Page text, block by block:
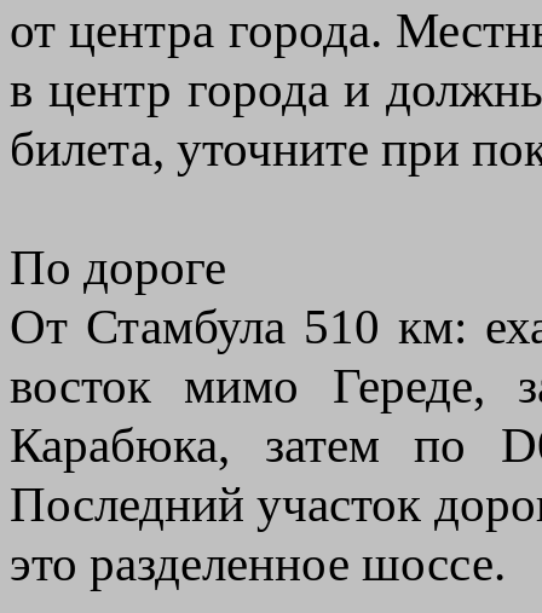
от центра города.
в центр города и
билета, уточните при
По дороге
От Стамбула 510 км:
восток мимо Гереде,
Карабюка, затем по
Последний участок
это разделенное шоссе.